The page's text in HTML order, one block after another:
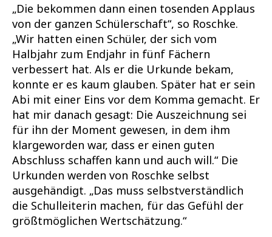
„Die bekommen dann einen tosenden Applaus
von der ganzen Schülerschaft“, so Roschke.
„Wir hatten einen Schüler, der sich vom
Halbjahr zum Endjahr in fünf Fächern
verbessert hat. Als er die Urkunde bekam,
konnte er es kaum glauben. Später hat er sein
Abi mit einer Eins vor dem Komma gemacht. Er
hat mir danach gesagt: Die Auszeichnung sei
für ihn der Moment gewesen, in dem ihm
klargeworden war, dass er einen guten
Abschluss schaffen kann und auch will.“ Die
Urkunden werden von Roschke selbst
ausgehändigt. „Das muss selbstverständlich
die Schulleiterin machen, für das Gefühl der
größtmöglichen Wertschätzung.“